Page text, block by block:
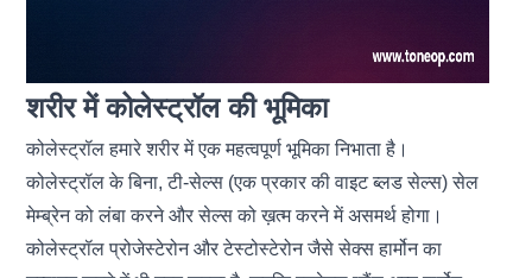
शरीर में कोलेस्ट्रॉल की भूमिका
कोलेस्ट्रॉल हमारे शरीर में एक महत्वपूर्ण भूमिका निभाता है।
कोलेस्ट्रॉल के बिना, टी-सेल्स (एक प्रकार की वाइट ब्लड सेल्स)सेल
मेम्ब्रेन को लंबा करने और सेल्स को ख़त्म करने में असमर्थ होगा ।
कोलेस्ट्रॉल प्रोजेस्टेरोन और टेस्टोस्टेरोन जैसे सेक्स हार्मोन का